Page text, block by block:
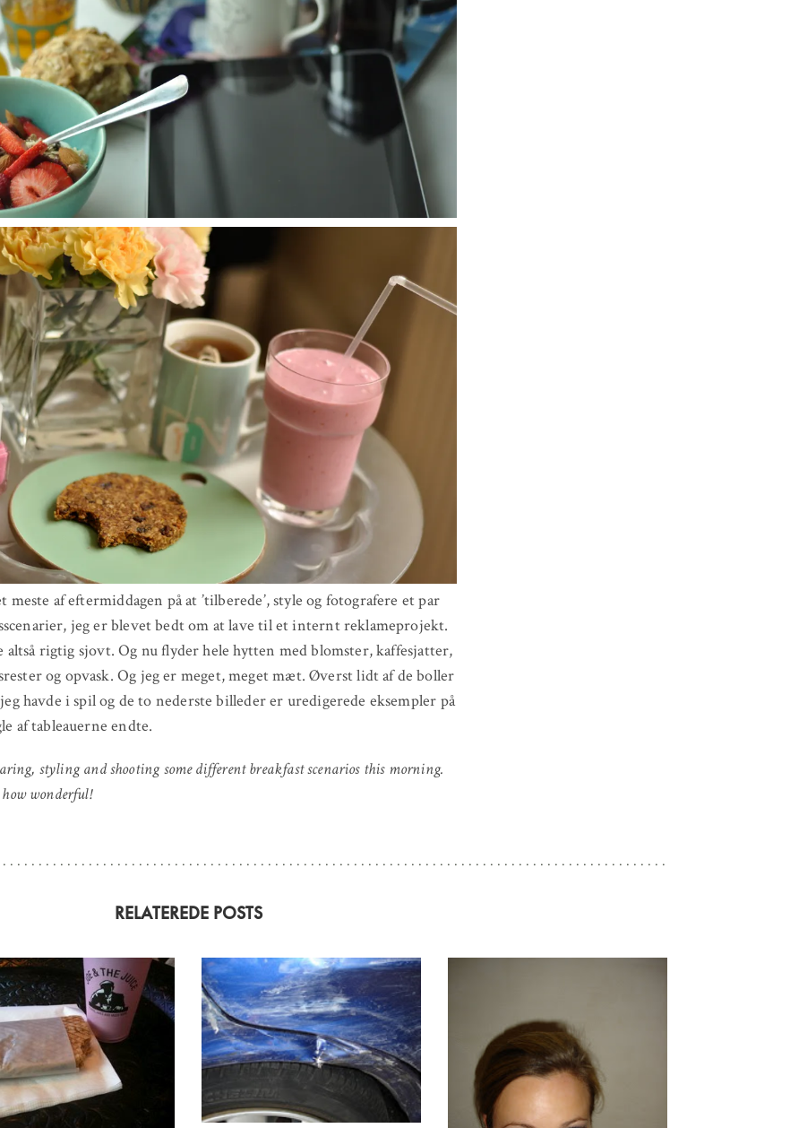
meste af eftermiddagen på at ’tilberede’, style og fotografere et par
jeg er blevet bedt om at lave til et internt reklameprojekt.
altså rigtig sjovt. Og nu flyder hele hytten med blomster, kaffesjatter,
og opvask. Og jeg er meget, meget mæt. Øverst lidt af de boller
havde i spil og de to nederste billeder er uredigerede eksempler på
af tableauerne endte.
styling and shooting some different breakfast scenarios this morning.
wonderful!
RELATEREDE POSTS